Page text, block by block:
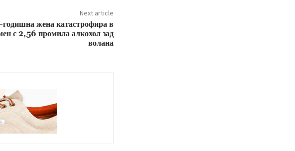
Next article
жена катастрофира в
с 2,56 промила алкохол зад
волана